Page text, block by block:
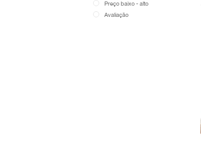
Preço baixo - alto
Avaliação